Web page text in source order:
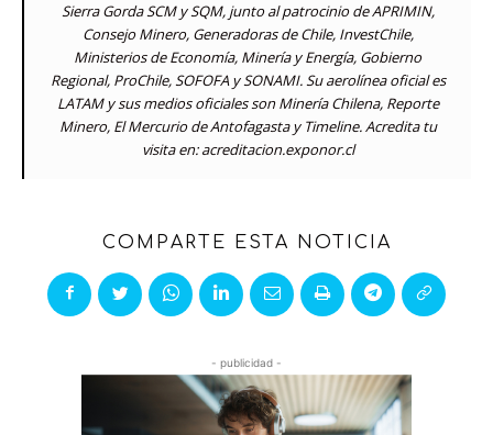
Sierra Gorda SCM y SQM, junto al patrocinio de APRIMIN,
Consejo Minero, Generadoras de Chile, InvestChile,
Ministerios de Economía, Minería y Energía, Gobierno
Regional, ProChile, SOFOFA y SONAMI. Su aerolínea oficial es
LATAM y sus medios oficiales son Minería Chilena, Reporte
Minero, El Mercurio de Antofagasta y Timeline. Acredita tu
visita en: acreditacion.exponor.cl
COMPARTE ESTA NOTICIA
- publicidad -